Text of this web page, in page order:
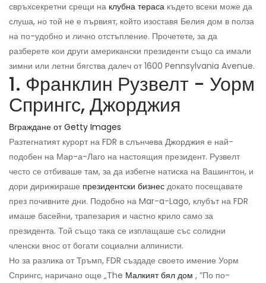
свръхсекретни срещи на клубна тераса където всеки може да
слуша, но той не е първият, който изоставя Белия дом в полза
на по-удобно и лично отстъпление. Прочетете, за да
разберете кои други американски президенти също са имали
зимни или летни бягства далеч от 1600 Pennsylvania Avenue.
1. Франклин Рузвелт - Уорм
Спрингс, Джорджия
Вграждане от Getty Images
Разтегнатият курорт на FDR в слънчева Джорджия е най-
подобен на Мар-а-Лаго на настоящия президент. Рузвелт
често се отбиваше там, за да избегне натиска на Вашингтон, и
дори дирижираше президентски бизнес докато посещавате
през почивните дни. Подобно на Mar-a-Lago, клубът на FDR
имаше басейни, трапезария и частно крило само за
президента. Той също така се изплащаше със солидни
членски внос от богати социални алпинисти.
Но за разлика от Тръмп, FDR създаде своето имение Уорм
Спрингс, наричано още „The Малкият бял дом , ”По по-